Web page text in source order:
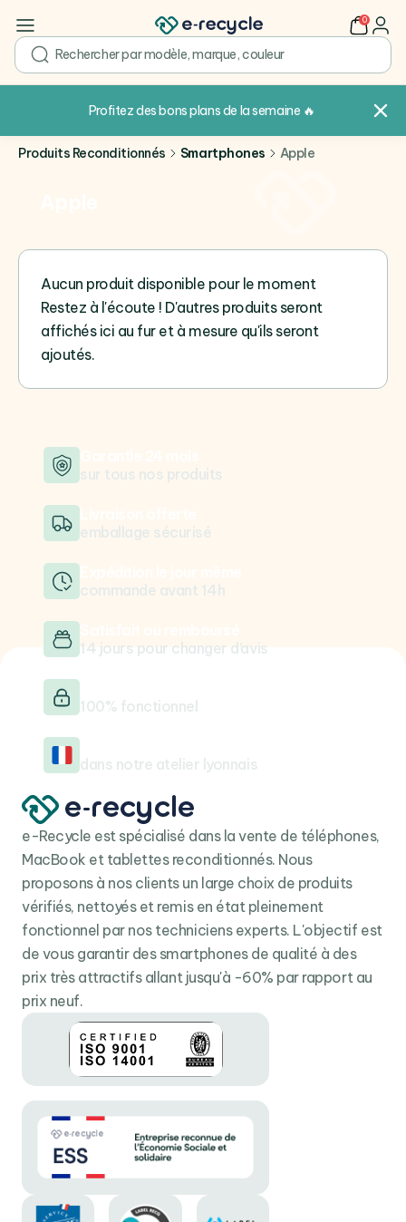
search
0 user
Profitez des bons plans de la semaine 🔥
Produits Reconditionnés Smartphones Apple
Aucun produit disponible pour le moment
Restez à l'écoute ! D'autres produits seront
affichés ici au fur et à mesure qu'ils seront
ajoutés.
sur tous nos produits
emballage sécurisé
commande avant 14h
dans notre atelier lyonnais
100% fonctionnel
14 jours pour changer d’avis
e-Recycle est spécialisé dans la vente de téléphones,
MacBook et tablettes reconditionnés. Nous
proposons à nos clients un large choix de produits
vérifiés, nettoyés et remis en état pleinement
fonctionnel par nos techniciens experts. L'objectif est
de vous garantir des smartphones de qualité à des
prix très attractifs allant jusqu'à -60% par rapport au
prix neuf.